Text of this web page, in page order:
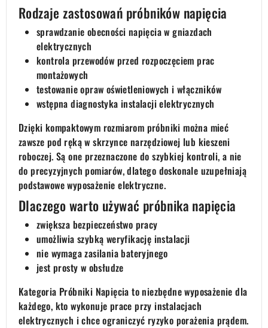
Rodzaje zastosowań próbników napięcia
sprawdzanie obecności napięcia w gniazdach
elektrycznych
kontrola przewodów przed rozpoczęciem prac
montażowych
testowanie opraw oświetleniowych i włączników
wstępna diagnostyka instalacji elektrycznych
Dzięki kompaktowym rozmiarom próbniki można mieć
zawsze pod ręką w skrzynce narzędziowej lub kieszeni
roboczej. Są one przeznaczone do szybkiej kontroli, a nie
do precyzyjnych pomiarów, dlatego doskonale uzupełniają
podstawowe wyposażenie elektryczne.
Dlaczego warto używać próbnika napięcia
zwiększa bezpieczeństwo pracy
umożliwia szybką weryfikację instalacji
nie wymaga zasilania bateryjnego
jest prosty w obsłudze
Kategoria Próbniki Napięcia to niezbędne wyposażenie dla
każdego, kto wykonuje prace przy instalacjach
elektrycznych i chce ograniczyć ryzyko porażenia prądem.